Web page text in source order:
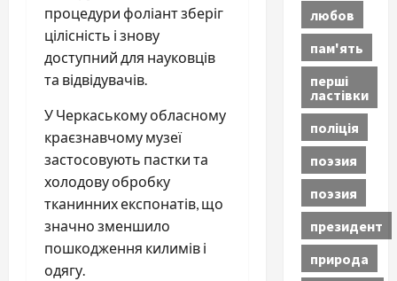
процедури фоліант зберіг
цілісність і знову
доступний для науковців
та відвідувачів.
У Черкаському обласному
краєзнавчому музеї
застосовують пастки та
холодову обробку
тканинних експонатів, що
значно зменшило
пошкодження килимів і
одягу.
любов
пам'ять
перші
ластівки
поліція
поэзия
поэзия
президент
природа